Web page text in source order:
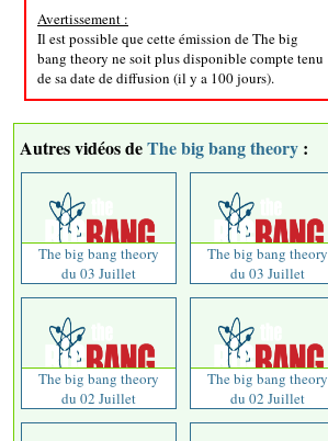
Avertissement :
Il est possible que cette émission de The big
bang theory ne soit plus disponible compte tenu
de sa date de diffusion (il y a 100 jours).
Autres vidéos deThe big bang theory :
The big bang theory
du 03 Juillet
The big bang theory
du 03 Juillet
The big bang theory
du 02 Juillet
The big bang theory
du 02 Juillet